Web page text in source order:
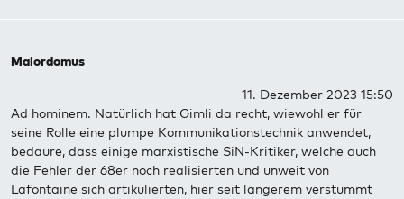
Maiordomus
11. Dezember 2023 15:50
Ad hominem. Natürlich hat Gimli da recht, wiewohl er für
seine Rolle eine plumpe Kommunikationstechnik anwendet,
bedaure, dass einige marxistische SiN-Kritiker, welche auch
die Fehler der 68er noch realisierten und unweit von
Lafontaine sich artikulierten, hier seit längerem verstummt